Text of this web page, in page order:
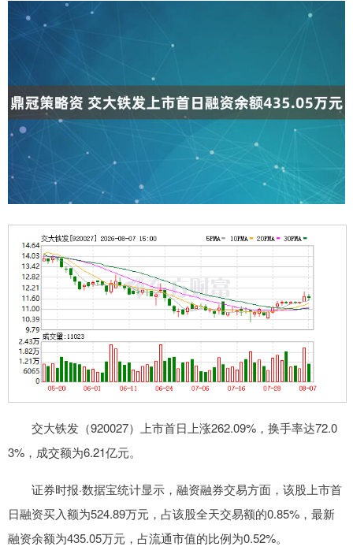
交大铁发（920027）上市首日上涨262.09%，换手率达72.0
3%，成交额为6.21亿元。
证券时报·数据宝统计显示，融资融券交易方面，该股上市首
日融资买入额为524.89万元，占该股全天交易额的0.85%，最新
融资余额为435.05万元，占流通市值的比例为0.52%。